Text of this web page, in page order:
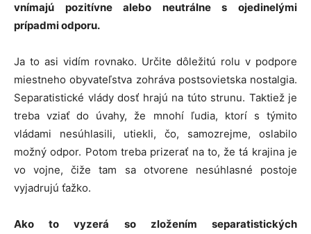
vnímajú pozitívne alebo neutrálne s ojedinelými
prípadmi odporu.
Ja to asi vidím rovnako. Určite dôležitú rolu v podpore
miestneho obyvateľstva zohráva postsovietska nostalgia.
Separatistické vlády dosť hrajú na túto strunu. Taktiež je
treba vziať do úvahy, že mnohí ľudia, ktorí s týmito
vládami nesúhlasili, utiekli, čo, samozrejme, oslabilo
možný odpor. Potom treba prizerať na to, že tá krajina je
vo vojne, čiže tam sa otvorene nesúhlasné postoje
vyjadrujú ťažko.
Ako to vyzerá so zložením separatistických